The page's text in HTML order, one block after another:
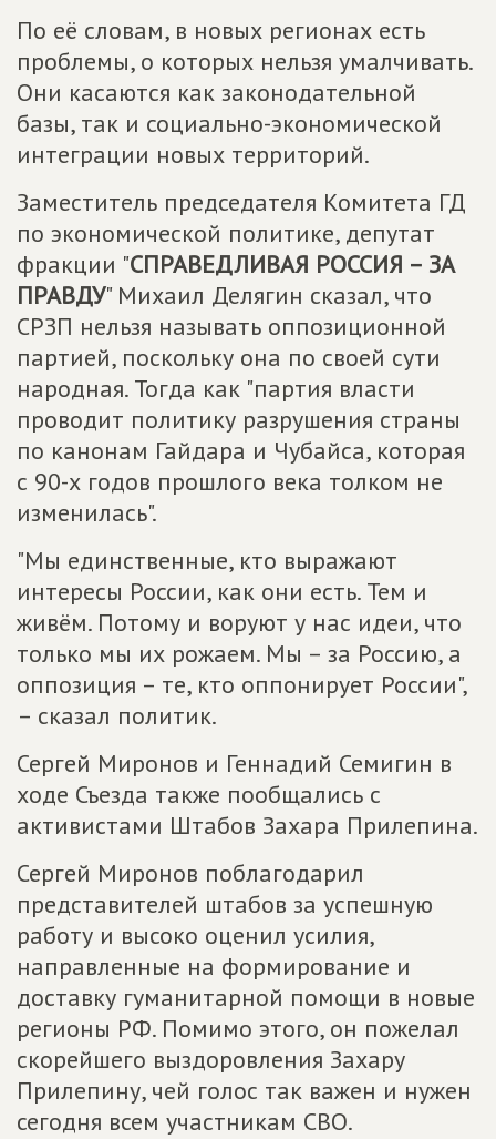
По её словам, в новых регионах есть
проблемы, о которых нельзя умалчивать.
Они касаются как законодательной
базы, так и социально-экономической
интеграции новых территорий.
Заместитель председателя Комитета ГД
по экономической политике, депутат
фракции "СПРАВЕДЛИВАЯ РОССИЯ – ЗА
ПРАВДУ" Михаил Делягин сказал, что
СРЗП нельзя называть оппозиционной
партией, поскольку она по своей сути
народная. Тогда как "партия власти
проводит политику разрушения страны
по канонам Гайдара и Чубайса, которая
с 90-х годов прошлого века толком не
изменилась".
"Мы единственные, кто выражают
интересы России, как они есть. Тем и
живём. Потому и воруют у нас идеи, что
только мы их рожаем. Мы – за Россию, а
оппозиция – те, кто оппонирует России",
– сказал политик.
Сергей Миронов и Геннадий Семигин в
ходе Съезда также пообщались с
активистами Штабов Захара Прилепина.
Сергей Миронов поблагодарил
представителей штабов за успешную
работу и высоко оценил усилия,
направленные на формирование и
доставку гуманитарной помощи в новые
регионы РФ. Помимо этого, он пожелал
скорейшего выздоровления Захару
Прилепину, чей голос так важен и нужен
сегодня всем участникам СВО.